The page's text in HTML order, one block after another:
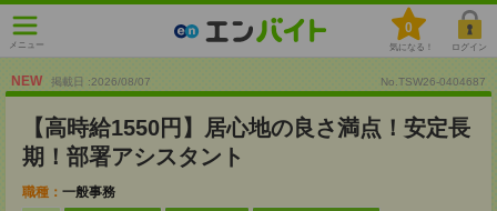
メニュー
0
気になる！ ログイン
NEW 掲載日 :2026/08/07 No.TSW26-0404687
【高時給1550円】居心地の良さ満点！安定長
期！部署アシスタント
職種： 一般事務